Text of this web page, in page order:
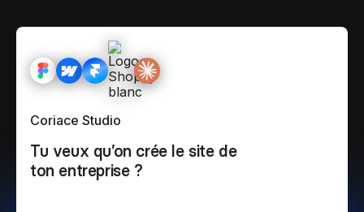
Coriace Studio
Tu veux qu’on crée le site de
ton entreprise ?